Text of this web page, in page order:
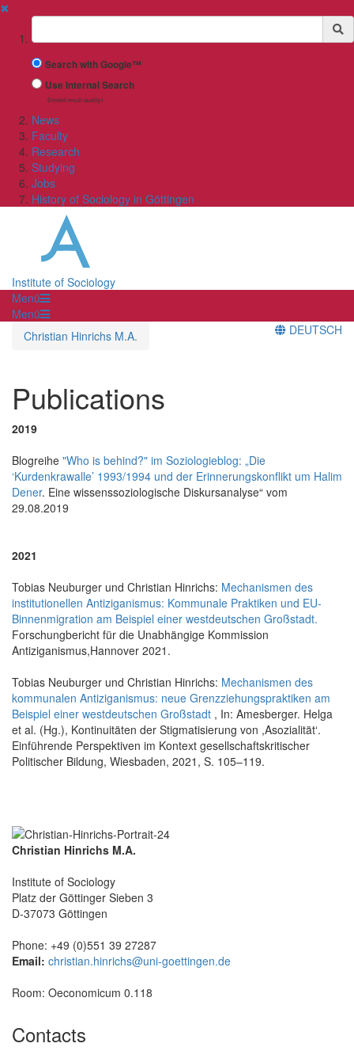
✖
Suchbegriff
Search with Google™
Use Internal Search
(limited result quality)
News
Faculty
Research
Studying
Jobs
History of Sociology in Göttingen
Institute of Sociology
Menü
Menü
Christian Hinrichs M.A.
DEUTSCH
Publications
2019
Blogreihe "Who is behind?" im Soziologieblog: „Die
‘Kurdenkrawalle’ 1993/1994 und der Erinnerungskonflikt um Halim
Dener. Eine wissenssoziologische Diskursanalyse“ vom
29.08.2019
2021
Tobias Neuburger und Christian Hinrichs: Mechanismen des
institutionellen Antiziganismus: Kommunale Praktiken und EU-
Binnenmigration am Beispiel einer westdeutschen Großstadt.
Forschungbericht für die Unabhängige Kommission
Antiziganismus,Hannover 2021.
Tobias Neuburger und Christian Hinrichs: Mechanismen des
kommunalen Antiziganismus: neue Grenzziehungspraktiken am
Beispiel einer westdeutschen Großstadt , In: Amesberger. Helga
et al. (Hg.), Kontinuitäten der Stigmatisierung von ,Asozialität‘.
Einführende Perspektiven im Kontext gesellschaftskritischer
Politischer Bildung, Wiesbaden, 2021, S. 105–119.
Christian Hinrichs M.A.
Institute of Sociology
Platz der Göttinger Sieben 3
D-37073 Göttingen
Phone: +49 (0)551 39 27287
Email: christian.hinrichs@uni-goettingen.de
Room: Oeconomicum 0.118
Contacts